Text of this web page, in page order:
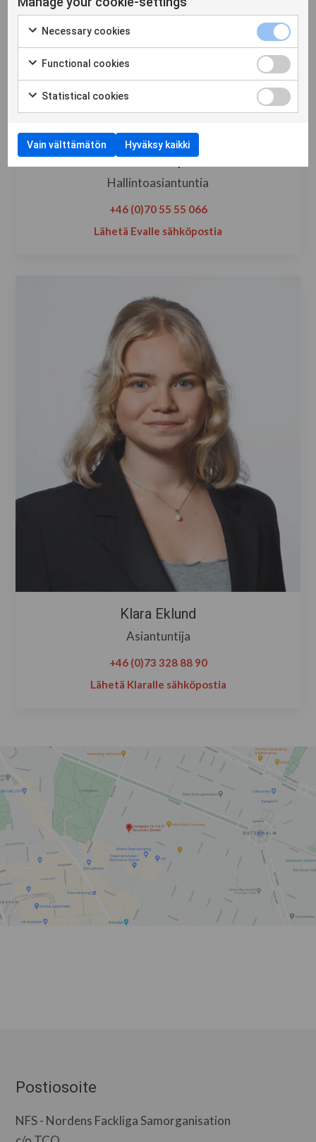
Eva Carp
Hallintoasiantuntia
+46 (0)70 55 55 066
Lähetä Evalle sähköpostia
Klara Eklund
Asiantuntija
+46 (0)73 328 88 90
Lähetä Klaralle sähköpostia
Postiosoite
NFS - Nordens Fackliga Samorganisation
Necessary cookies
Functional cookies
Statistical cookies
Vain välttämätön Hyväksy kaikki